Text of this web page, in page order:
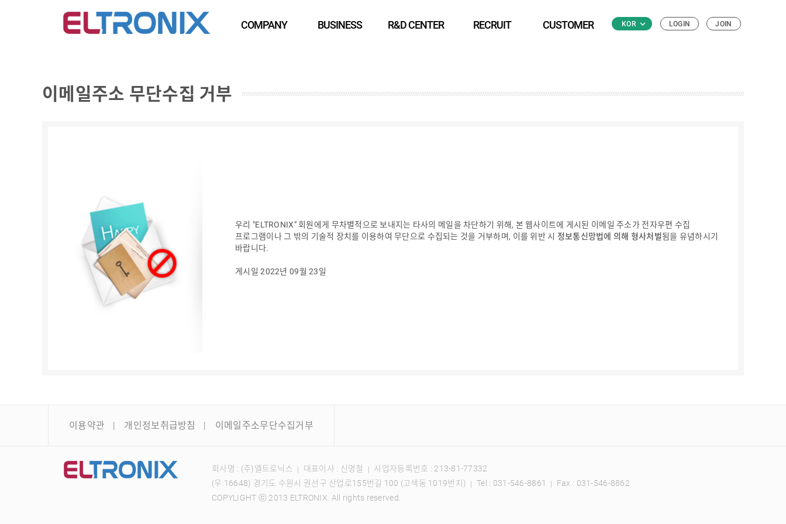
COMPANY BUSINESS R&D CENTER RECRUIT CUSTOMER KOR keyboard_arrow_down LOGIN JOIN
이메일주소 무단수집 거부
우리 "ELTRONIX" 회원에게 무차별적으로 보내지는 타사의 메일을 차단하기 위해, 본 웹사이트에 게시된 이메일 주소가 전자우편 수집
프로그램이나 그 밖의 기술적 장치를 이용하여 무단으로 수집되는 것을 거부하며, 이를 위반 시 정보통신망법에 의해 형사처벌됨을 유념하시기
바랍니다.
게시일 2022년 09월 23일
이용약관 개인정보취급방침 이메일주소무단수집거부
회사명 : (주)엘트로닉스 ｜ 대표이사 : 신명철 ｜ 사업자등록번호 : 213-81-77332
(우:16648) 경기도 수원시 권선구 산업로155번길 100 (고색동 1019번지) ｜ Tel : 031-546-8861 ｜ Fax : 031-546-8862
COPYLIGHT ⓒ 2013 ELTRONIX. All rights reserved.